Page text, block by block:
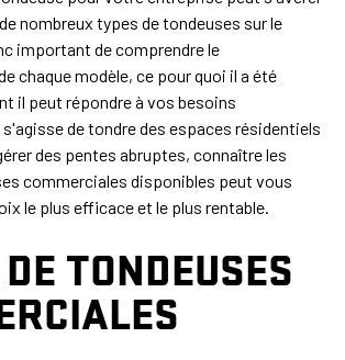
nombreux types de tondeuses sur le
important de comprendre le
chaque modèle, ce pour quoi il a été
il peut répondre à vos besoins
de tondre des espaces résidentiels
des pentes abruptes, connaître les
commerciales disponibles peut vous
le plus efficace et le plus rentable.
TONDEUSES